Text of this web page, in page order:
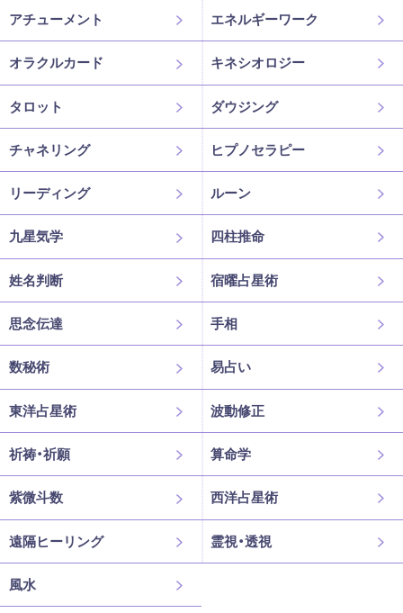
アチューメント エネルギーワーク
オラクルカード キネシオロジー
タロット ダウジング
チャネリング ヒプノセラピー
リーディング ルーン
九星気学 四柱推命
姓名判断 宿曜占星術
思念伝達 手相
数秘術 易占い
東洋占星術 波動修正
祈祷・祈願 算命学
紫微斗数 西洋占星術
遠隔ヒーリング 霊視・透視
風水